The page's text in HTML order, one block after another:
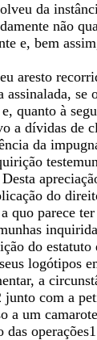
da
não
e, bem
aresto
à
dívidas de
da
do
parece
do
logótipos
a
com a
a um